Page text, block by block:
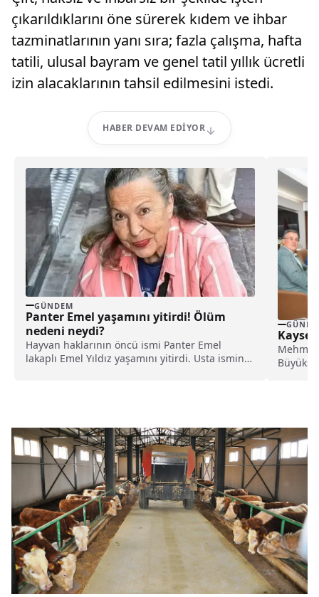
çıkarıldıklarını öne sürerek kıdem ve ihbar
tazminatlarının yanı sıra; fazla çalışma, hafta
tatili, ulusal bayram ve genel tatil yıllık ücretli
izin alacaklarının tahsil edilmesini istedi.
HABER DEVAM EDIYOR
GÜNDEM
Panter Emel yaşamını yitirdi! Ölüm
nedeni neydi?
Hayvan haklarının öncü ismi Panter Emel
lakaplı Emel Yıldız yaşamını yitirdi. Usta ismin
Mehmet